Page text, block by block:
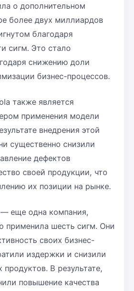
о дополнительном
более двух миллиардов
благодаря
сигм. Это стало
снижению доли
бизнес-процессов.
также является
применения модели
внедрения этой
существенно снизили
дефектов
своей продукции, что
их позиции на рынке.
еще одна компания,
применила шесть сигм. Они
своих бизнес-
издержки и снизили
В результате,
повышение качества